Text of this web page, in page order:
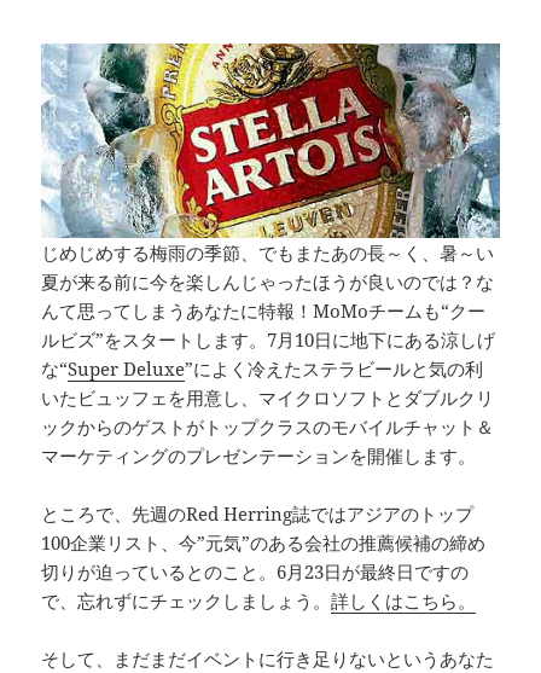
じめじめする梅雨の季節、でもまたあの長～く、暑～い
夏が来る前に今を楽しんじゃったほうが良いのでは？な
んて思ってしまうあなたに特報！MoMoチームも“クー
ルビズ”をスタートします。7月10日に地下にある涼しげ
な“Super Deluxe”によく冷えたステラビールと気の利
いたビュッフェを用意し、マイクロソフトとダブルクリ
ックからのゲストがトップクラスのモバイルチャット＆
マーケティングのプレゼンテーションを開催します。
ところで、先週のRed Herring誌ではアジアのトップ
100企業リスト、今”元気”のある会社の推薦候補の締め
切りが迫っているとのこと。6月23日が最終日ですの
で、忘れずにチェックしましょう。詳しくはこちら。
そして、まだまだイベントに行き足りないというあなた